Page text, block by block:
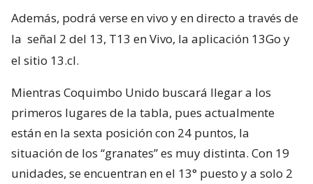
Además, podrá verse en vivo y en directo a través de
la señal 2 del 13, T13 en Vivo, la aplicación 13Go y
el sitio 13.cl.
Mientras Coquimbo Unido buscará llegar a los
primeros lugares de la tabla, pues actualmente
están en la sexta posición con 24 puntos, la
situación de los “granates” es muy distinta. Con 19
unidades, se encuentran en el 13° puesto y a solo 2